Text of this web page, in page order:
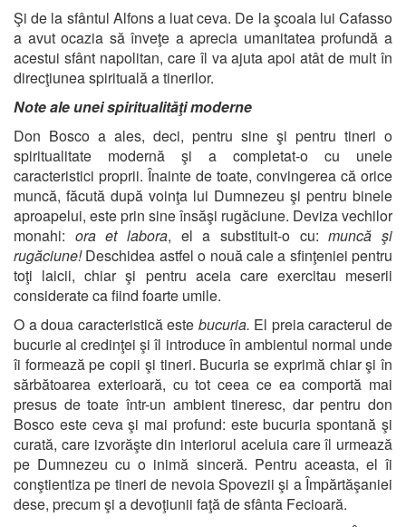
Şi de la sfântul Alfons a luat ceva. De la şcoala lui Cafasso
a avut ocazia să înveţe a aprecia umanitatea profundă a
acestui sfânt napolitan, care îl va ajuta apoi atât de mult în
direcţiunea spirituală a tinerilor.
Note ale unei spiritualităţi moderne
Don Bosco a ales, deci, pentru sine şi pentru tineri o
spiritualitate modernă şi a completat-o cu unele
caracteristici proprii. Înainte de toate, convingerea că orice
muncă, făcută după voinţa lui Dumnezeu şi pentru binele
aproapelui, este prin sine însăşi rugăciune. Deviza vechilor
monahi: ora et labora, el a substituit-o cu:muncă şi
rugăciune!Deschidea astfel o nouă cale a sfinţeniei pentru
toţi laicii, chiar şi pentru aceia care exercitau meserii
considerate ca fiind foarte umile.
O a doua caracteristică este bucuria. El preia caracterul de
bucurie al credinţei şi îl introduce în ambientul normal unde
îi formează pe copii şi tineri. Bucuria se exprimă chiar şi în
sărbătoarea exterioară, cu tot ceea ce ea comportă mai
presus de toate într-un ambient tineresc, dar pentru don
Bosco este ceva şi mai profund: este bucuria spontană şi
curată, care izvorăşte din interiorul aceluia care îl urmează
pe Dumnezeu cu o inimă sinceră. Pentru aceasta, el îi
conştientiza pe tineri de nevoia Spovezii şi a Împărtăşaniei
dese, precum şi a devoţiunii faţă de sfânta Fecioară.